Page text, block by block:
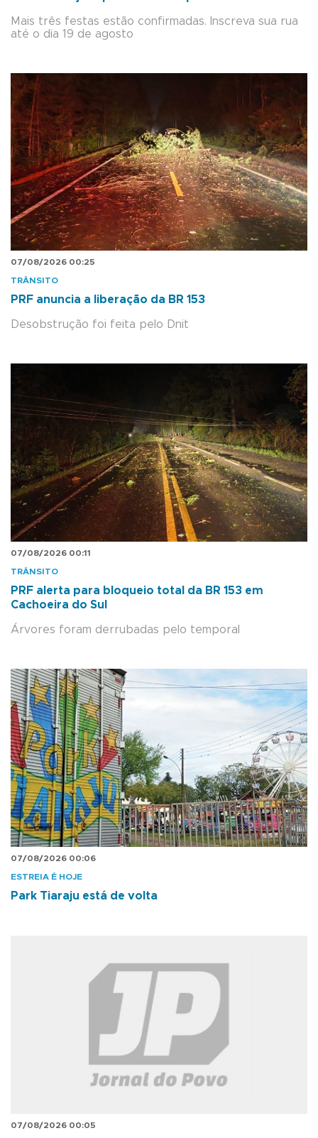
Mais três festas estão confirmadas. Inscreva sua rua
até o dia 19 de agosto
07/08/2026 00:25
TRÂNSITO
PRF anuncia a liberação da BR 153
Desobstrução foi feita pelo Dnit
07/08/2026 00:11
TRÂNSITO
PRF alerta para bloqueio total da BR 153 em
Cachoeira do Sul
Árvores foram derrubadas pelo temporal
07/08/2026 00:06
ESTREIA É HOJE
Park Tiaraju está de volta
07/08/2026 00:05